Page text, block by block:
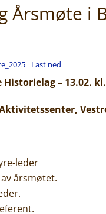
Årsmøte i
Last ned
– 13.02.
leder
årsmøtet.